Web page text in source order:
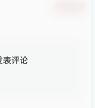
表评论